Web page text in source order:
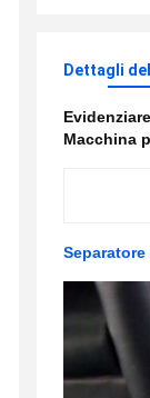
Dettagli
Macchina